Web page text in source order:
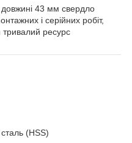
довжині 43 мм свердло
і серійних робіт,
тривалий ресурс
(HSS)